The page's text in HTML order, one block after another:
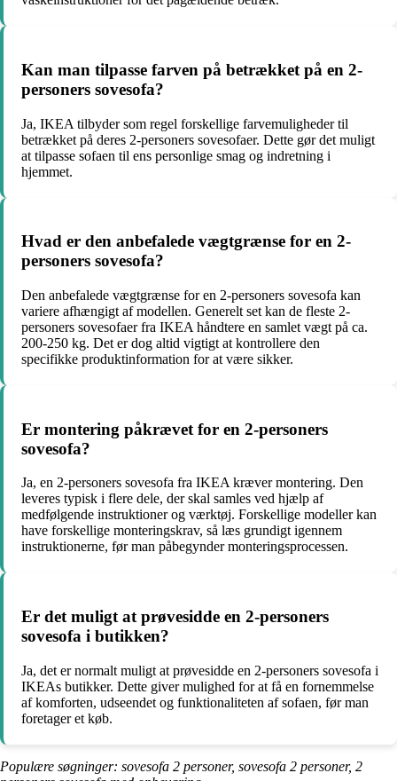
Kan man tilpasse farven på betrækket på en 2-
personers sovesofa?
Ja, IKEA tilbyder som regel forskellige farvemuligheder til
betrækket på deres 2-personers sovesofaer. Dette gør det muligt
at tilpasse sofaen til ens personlige smag og indretning i
hjemmet.
Hvad er den anbefalede vægtgrænse for en 2-
personers sovesofa?
Den anbefalede vægtgrænse for en 2-personers sovesofa kan
variere afhængigt af modellen. Generelt set kan de fleste 2-
personers sovesofaer fra IKEA håndtere en samlet vægt på ca.
200-250 kg. Det er dog altid vigtigt at kontrollere den
specifikke produktinformation for at være sikker.
Er montering påkrævet for en 2-personers
sovesofa?
Ja, en 2-personers sovesofa fra IKEA kræver montering. Den
leveres typisk i flere dele, der skal samles ved hjælp af
medfølgende instruktioner og værktøj. Forskellige modeller kan
have forskellige monteringskrav, så læs grundigt igennem
instruktionerne, før man påbegynder monteringsprocessen.
Er det muligt at prøvesidde en 2-personers
sovesofa i butikken?
Ja, det er normalt muligt at prøvesidde en 2-personers sovesofa i
IKEAs butikker. Dette giver mulighed for at få en fornemmelse
af komforten, udseendet og funktionaliteten af sofaen, før man
foretager et køb.
Populære søgninger: sovesofa 2 personer, sovesofa 2 personer, 2